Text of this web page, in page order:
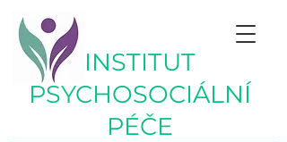
INSTITUT
PSYCHOSOCIÁLNÍ
PÉČE